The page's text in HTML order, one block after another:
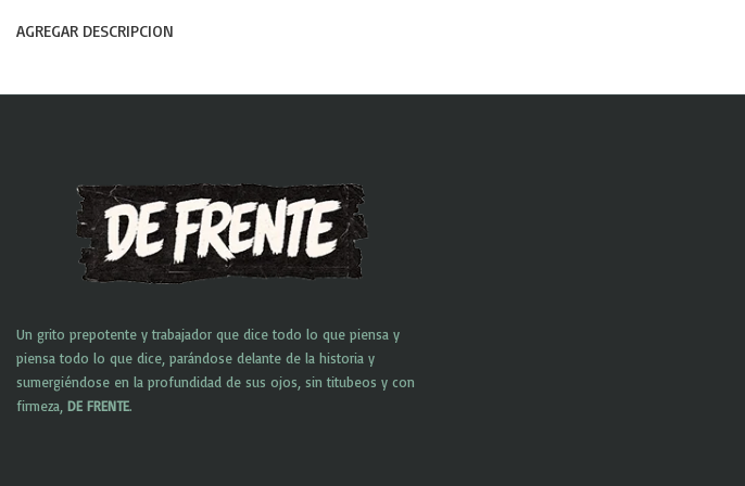
AGREGAR DESCRIPCION
Un grito prepotente y trabajador que dice todo lo que piensa y
piensa todo lo que dice, parándose delante de la historia y
sumergiéndose en la profundidad de sus ojos, sin titubeos y con
firmeza, DE FRENTE.